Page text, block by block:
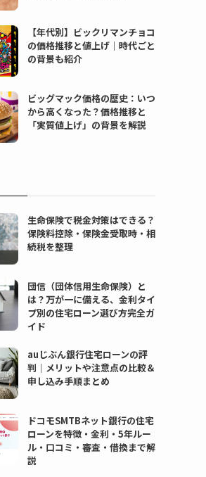
【年代別】ビックリマンチョコ
の価格推移と値上げ｜時代ごと
の背景も紹介
ビッグマック価格の歴史：いつ
から高くなった？価格推移と
「実質値上げ」の背景を解説
生命保険で税金対策はできる？
保険料控除・保険金受取時・相
続税を整理
団信（団体信用生命保険）と
は？万が一に備える、金利タイ
プ別の住宅ローン選び方完全ガ
イド
auじぶん銀行住宅ローンの評
判｜メリットや注意点の比較＆
申し込み手順まとめ
ドコモSMTBネット銀行の住宅
ローンを特徴・金利・5年ルー
ル・口コミ・審査・借換まで解
説